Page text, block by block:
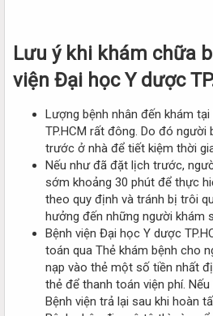
Lưu ý khi khám chữa
viện Đại học Y dược
Lượng bệnh nhân đến khám
TP.HCM rất đông. Do đó người
trước ở nhà để tiết kiệm thời
Nếu như đã đặt lịch trước,
sớm khoảng 30 phút để thực
theo quy định và tránh bị trôi
hưởng đến những người khám
Bệnh viện Đại học Y dược
toán qua Thẻ khám bệnh cho
nạp vào thẻ một số tiền nhất
thẻ để thanh toán viện phí.
Bệnh viện trả lại sau khi hoàn